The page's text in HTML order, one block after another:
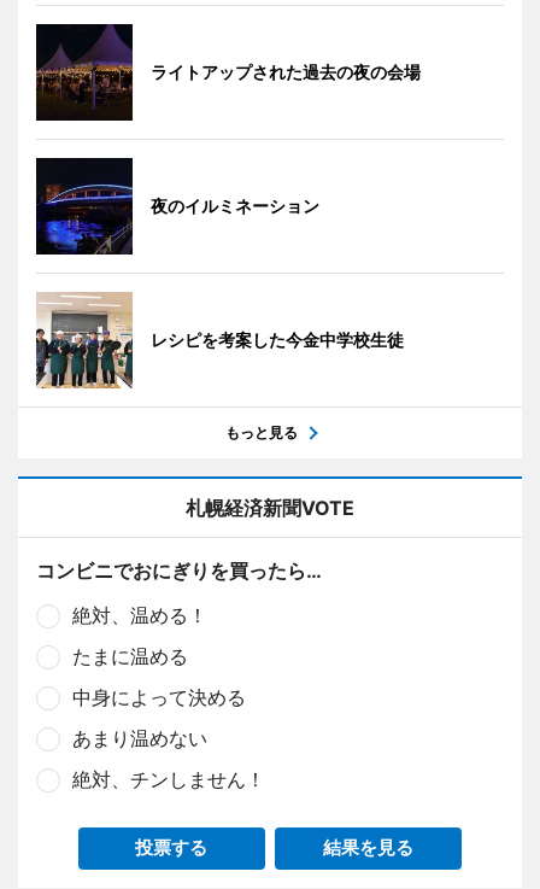
ライトアップされた過去の夜の会場
夜のイルミネーション
レシピを考案した今金中学校生徒
もっと見る
札幌経済新聞VOTE
コンビニでおにぎりを買ったら…
絶対、温める！
たまに温める
中身によって決める
あまり温めない
絶対、チンしません！
投票する 結果を見る